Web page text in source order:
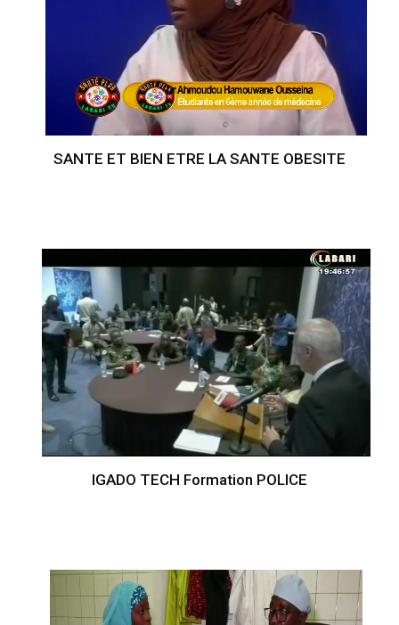
SANTE ET BIEN ETRE LA SANTE OBESITE
IGADO TECH Formation POLICE